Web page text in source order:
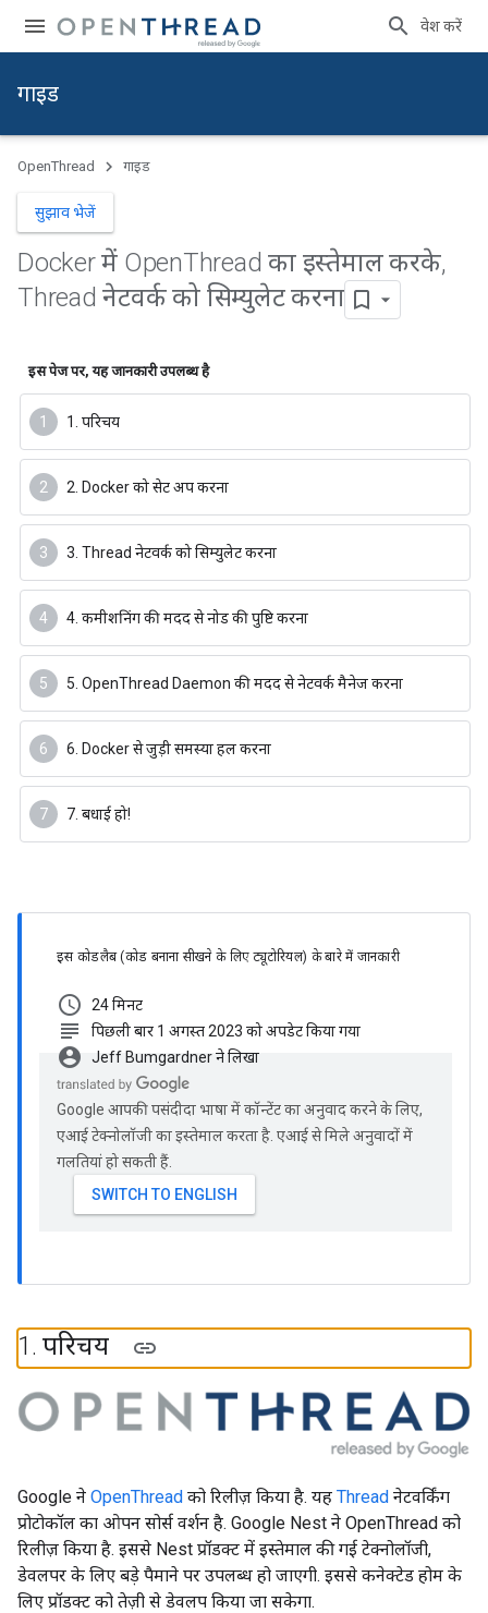
प्रवेश करें
गाइड
OpenThread गाइड
सुझाव भेजें
Docker में OpenThread का इस्तेमाल करके,
Thread नेटवर्क को सिम्युलेट करना
इस पेज पर, यह जानकारी उपलब्ध है
1. परिचय
2. Docker को सेट अप करना
3. Thread नेटवर्क को सिम्युलेट करना
4. कमीशनिंग की मदद से नोड की पुष्टि करना
5. OpenThread Daemon की मदद से नेटवर्क मैनेज करना
6. Docker से जुड़ी समस्या हल करना
7. बधाई हो!
इस कोडलैब (कोड बनाना सीखने के लिए ट्यूटोरियल) के बारे में जानकारी
schedule 24 मिनट
subject पिछली बार 1 अगस्त 2023 को अपडेट किया गया
account_circle Jeff Bumgardner ने लिखा
Google आपकी पसंदीदा भाषा में कॉन्टेंट का अनुवाद करने के लिए,
एआई टेक्नोलॉजी का इस्तेमाल करता है. एआई से मिले अनुवादों में
गलतियां हो सकती हैं.
1. परिचय
Google ने OpenThread को रिलीज़ किया है. यह Thread नेटवर्किंग
प्रोटोकॉल का ओपन सोर्स वर्शन है. Google Nest ने OpenThread को
रिलीज़ किया है. इससे Nest प्रॉडक्ट में इस्तेमाल की गई टेक्नोलॉजी,
डेवलपर के लिए बड़े पैमाने पर उपलब्ध हो जाएगी. इससे कनेक्टेड होम के
लिए प्रॉडक्ट को तेज़ी से डेवलप किया जा सकेगा.